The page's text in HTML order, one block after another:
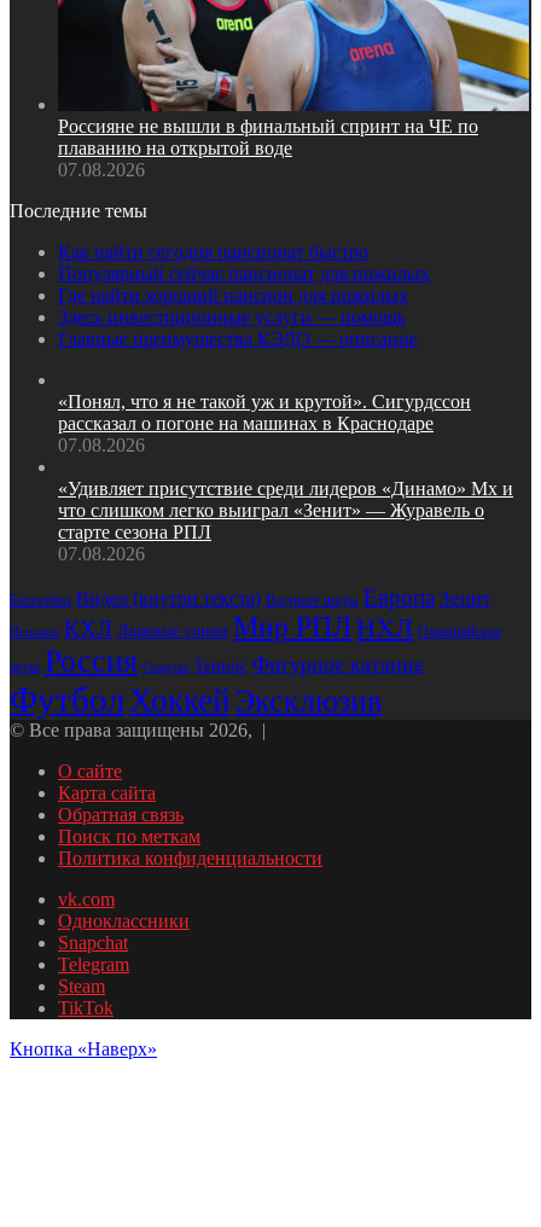
Россияне не вышли в финальный спринт на ЧЕ по
плаванию на открытой воде
07.08.2026
Последние темы
Как найти сегодня пансионат быстро
Популярный сейчас пансионат для пожилых
Где найти хороший пансион для пожилых
Здесь инвестиционные услуги — помощь
Главные преимущества КЭДО — описание
«Понял, что я не такой уж и крутой». Сигурдссон
рассказал о погоне на машинах в Краснодаре
07.08.2026
«Удивляет присутствие среди лидеров «Динамо» Мх и
что слишком легко выиграл «Зенит» — Журавель о
старте сезона РПЛ
07.08.2026
Баскетбол Видео (внутри текста) Водные виды Европа Зенит
Испания КХЛ Лыжные гонки Мир РПЛНХЛ Олимпийские
игры Россия Спартак Теннис Фигурное катание
ФутболХоккейЭксклюзив
© Все права защищены 2026, |
О сайте
Карта сайта
Обратная связь
Поиск по меткам
Политика конфиденциальности
vk.com
Одноклассники
Snapchat
Telegram
Steam
TikTok
Кнопка «Наверх»